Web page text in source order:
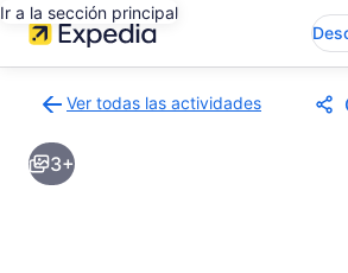
Ir a la sección principal
Ver todas las actividades
a
la
página
3+